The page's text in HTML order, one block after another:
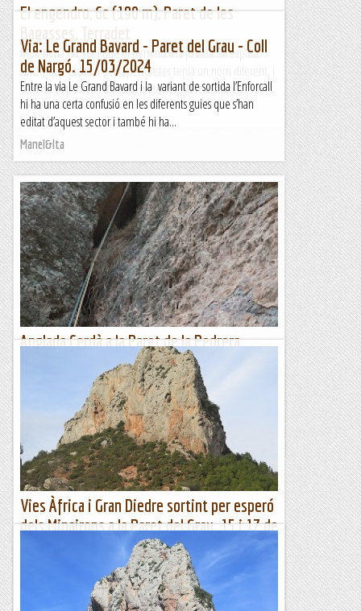
El engendro, 6c (190 m), Paret de les
Molt bona via, tot i que el nom no li fa justícia. M'explica
Luichy que cadascú dels aperturistes tenia un nom diferent, i
com no es posaven d'acord, un sorteig va resoldre el...
Lo gall
Via: Le Grand Bavard - Paret del Grau - Coll
de Nargó. 15/03/2024
Entre la via Le Grand Bavard i la variant de sortida l’Enforcall
hi ha una certa confusió en les diferents guies que s’han
editat d’aquest sector i també hi ha...
Manel&Ita
Anglada Cerdà a la Paret de la Pedrera
Com no podia ser d'una altre manera en Cerdà i l'Anglada
tenien tota la paret per desvirgar i gràcies al seu bon ull
varen triar la linea més lógica de la paret.Potser...
Bloc Empotrat
Vies Àfrica i Gran Diedre sortint per esperó
dels Minairons a la Paret del Grau. 15 i 17 de
La majestuosa Paret del Grau vista des de coll Piquer.
Aprofitant la bona climatologia i orientació de la Paret del
Grau, aquest febrer hi tornem; hi tenim...